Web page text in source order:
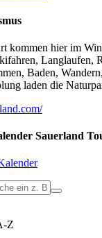
kommen hier im
Langlaufen,
Baden,
laden die
Sauerland
Z